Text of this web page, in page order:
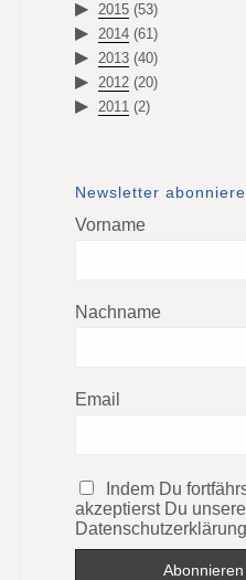
2015 (53)
2014 (61)
2013 (40)
2012 (20)
2011 (2)
Newsletter
Vorname
Nachname
Email
Indem Du
akzeptierst Du unsere